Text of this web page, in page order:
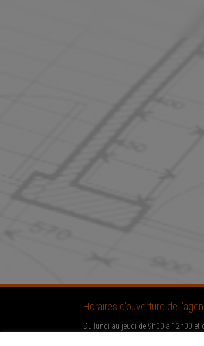
Horaires d'ouverture de
Du lundi au jeudi de 9h00 à 12h00 et